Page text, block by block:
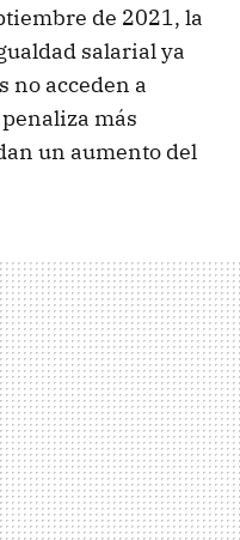
de 2021, la
salarial ya
no acceden a
más
un aumento del